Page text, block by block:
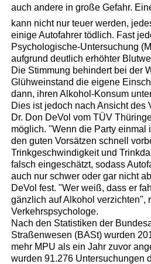
auch andere in große Gefahr.
kann nicht nur teuer werden,
einige Autofahrer tödlich. Fast
Psychologische-Untersuchung
aufgrund deutlich erhöhter
Die Stimmung behindert bei der
Glühweinstand die eigene
dann, ihren Alkohol-Konsum
Dies ist jedoch nach Ansicht des
Dr. Don DeVol vom TÜV
möglich. "Wenn die Party einmal
den guten Vorsätzen schnell
Trinkgeschwindigkeit und
falsch eingeschätzt, sodass
auch nur schwer oder gar nicht
DeVol fest. "Wer weiß, dass er
gänzlich auf Alkohol verzichten",
Verkehrspsychologe.
Nach den Statistiken der
Straßenwesen (BASt) wurden
mehr MPU als ein Jahr zuvor
wurden 91.276 Untersuchungen